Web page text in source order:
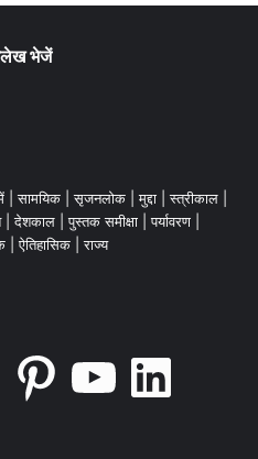
भेजें
सामयिक सृजनलोक मुद्दा स्त्रीकाल
देशकाल पुस्तक समीक्षा पर्यावरण
ऐतिहासिक राज्य
Pinterest LinkedIn